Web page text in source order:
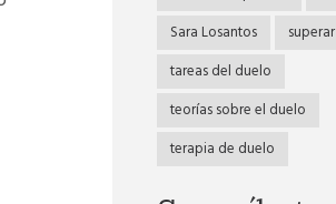
Sara Losantos
tareas del duelo
teorías sobre el duelo
terapia de duelo